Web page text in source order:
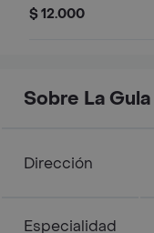
desmechada,
$ 12.000
Sobre La
Dirección
Especialidad